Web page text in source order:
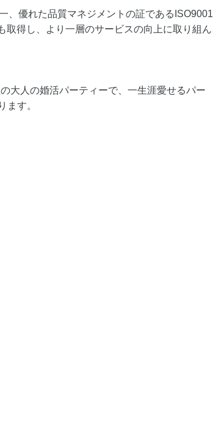
、優れた品質マネジメントの証であるISO9001
取得し、より一層のサービスの向上に取り組ん
大人の婚活パーティーで、一生涯愛せるパー
ます。